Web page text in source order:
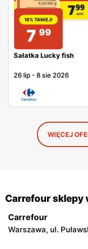
18% TANIEJ!
7 99
Sałatka Lucky fish
26 lip -8 sie 2026
WIĘCEJ
Carrefour sklepy
Carrefour
Warszawa, ul.